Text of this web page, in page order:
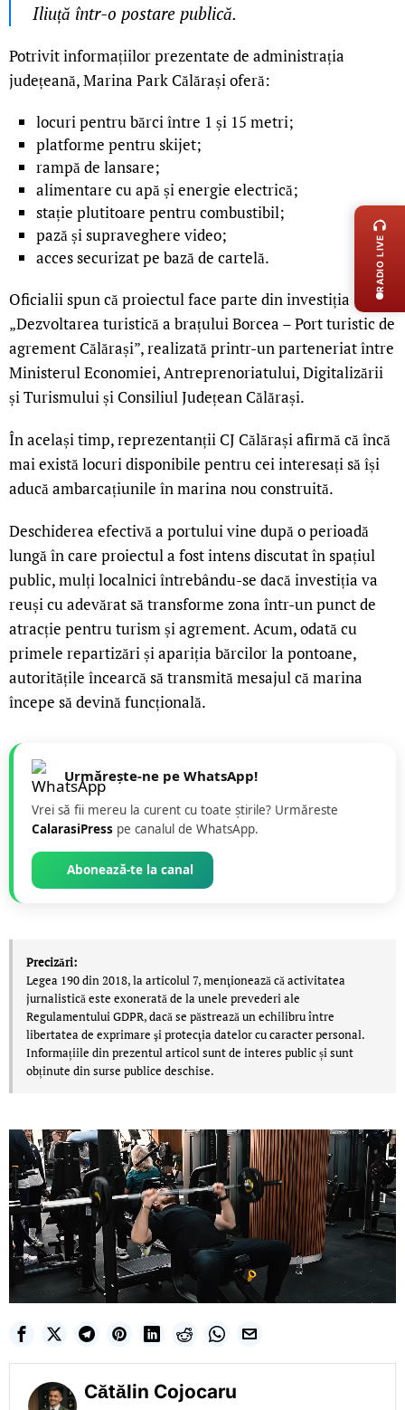
Iliuță într-o postare publică.
Potrivit informațiilor prezentate de administrația
județeană, Marina Park Călărași oferă:
locuri pentru bărci între 1 și 15 metri;
platforme pentru skijet;
rampă de lansare;
alimentare cu apă și energie electrică;
stație plutitoare pentru combustibil;
pază și supraveghere video;
acces securizat pe bază de cartelă.
Oficialii spun că proiectul face parte din investiția
„Dezvoltarea turistică a brațului Borcea – Port turistic de
agrement Călărași”, realizată printr-un parteneriat între
Ministerul Economiei, Antreprenoriatului, Digitalizării
și Turismului și Consiliul Județean Călărași.
În același timp, reprezentanții CJ Călărași afirmă că încă
mai există locuri disponibile pentru cei interesați să își
aducă ambarcațiunile în marina nou construită.
Deschiderea efectivă a portului vine după o perioadă
lungă în care proiectul a fost intens discutat în spațiul
public, mulți localnici întrebându-se dacă investiția va
reuși cu adevărat să transforme zona într-un punct de
atracție pentru turism și agrement. Acum, odată cu
primele repartizări și apariția bărcilor la pontoane,
autoritățile încearcă să transmită mesajul că marina
începe să devină funcțională.
Urmărește-ne pe WhatsApp!
Vrei să fii mereu la curent cu toate știrile? Urmăreste
CalarasiPress pe canalul de WhatsApp.
Abonează-te la canal
Precizări:
Legea 190 din 2018, la articolul 7, menţionează că activitatea
jurnalistică este exonerată de la unele prevederi ale
Regulamentului GDPR, dacă se păstrează un echilibru între
libertatea de exprimare şi protecţia datelor cu caracter personal.
Informațiile din prezentul articol sunt de interes public și sunt
obținute din surse publice deschise.
Cătălin Cojocaru
RADIO LIVE